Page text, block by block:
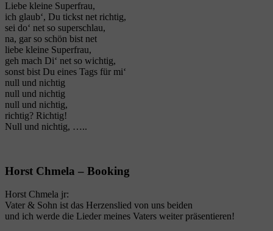
Liebe kleine Superfrau,
ich glaub‘, Du tickst net richtig,
sei do‘ net so superschlau,
na, gar so schön bist net
liebe kleine Superfrau,
geh mach Di‘ net so wichtig,
sonst bist Du eines Tags für mi‘
null und nichtig
null und nichtig
null und nichtig,
richtig? Richtig!
Null und nichtig, …..
Horst Chmela – Booking
Horst Chmela jr:
Vater & Sohn ist das Herzenslied von uns beiden
und ich werde die Lieder meines Vaters weiter präsentieren!